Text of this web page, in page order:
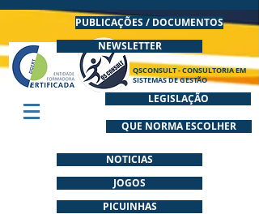
QSCONSULT - CONSULTORIA EM
SISTEMAS DE GESTÃO
LEGISLAÇÃO
QUE NORMA ESCOLHER
NOTICIAS
JOGOS
PICUINHAS
PUBLICAÇÕES / DOCUMENTOS
NEWSLETTER